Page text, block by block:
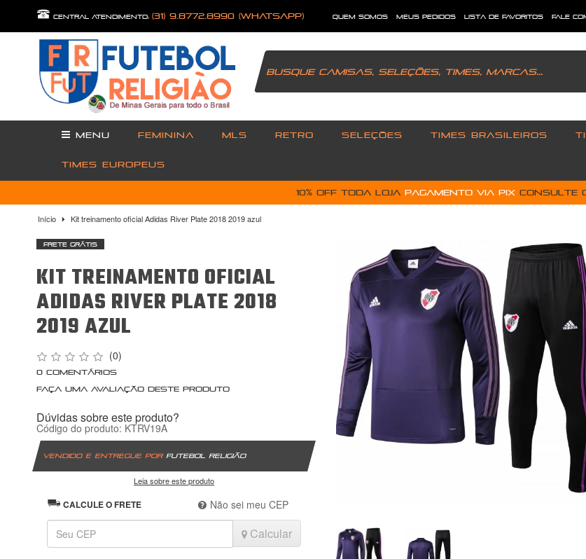
central atendimento: (31) 9.8772.8990 (Whatsapp) quem somos meus pedidos lista de favoritos fale
MENU FEMININA MLS RETRO SELEÇÕES TIMES BRASILEIROS
TIMES EUROPEUS
10% OFF toda loja pagamento via PIXConsulte
Início Kit treinamento oficial Adidas River Plate 2018 2019 azul
Frete Grátis
KIT TREINAMENTO OFICIAL
ADIDAS RIVER PLATE 2018
2019 AZUL
(0)
0 comentários
Faça uma avaliação deste produto
Dúvidas sobre este produto?
Código do produto: KTRV19A
Vendido e entregue porFutebol Religião
Leia sobre este produto
CALCULE O FRETE Não sei meu CEP
Calcular